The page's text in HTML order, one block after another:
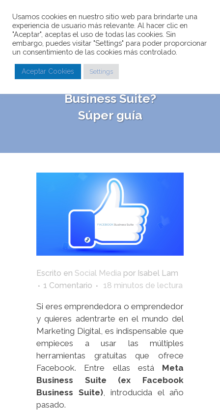
¿Cómo funciona en
Facebook, Meta
Business Suite?
Súper guía
Escrito en Social Media por Isabel Lam
1 Comentario
18 minutos de lectura
Si eres emprendedora o emprendedor
y quieres adentrarte en el mundo del
Marketing Digital, es indispensable que
empieces a usar las múltiples
herramientas gratuitas que ofrece
Facebook. Entre ellas está Meta
Business Suite
(ex Facebook
Business Suite) , introducida el año
pasado.
Usamos cookies en nuestro sitio web para brindarte una
experiencia de usuario más relevante. Al hacer clic en
"Aceptar", aceptas el uso de todas las cookies. Sin
embargo, puedes visitar "Settings" para poder proporcionar
un consentimiento de las cookies más controlado.
Aceptar Cookies Settings